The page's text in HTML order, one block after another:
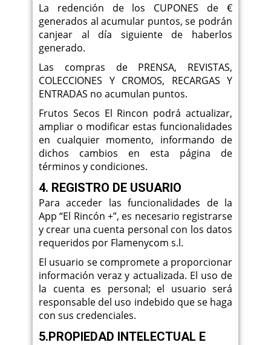
La redención de los CUPONES de €
generados al acumular puntos, se podrán
canjear al día siguiente de haberlos
generado.
Las compras de PRENSA, REVISTAS,
COLECCIONES Y CROMOS, RECARGAS Y
ENTRADAS no acumulan puntos.
Frutos Secos El Rincon podrá actualizar,
ampliar o modificar estas funcionalidades
en cualquier momento, informando de
dichos cambios en esta página de
términos y condiciones.
4. REGISTRO DE USUARIO
Para acceder las funcionalidades de la
App “El Rincón +”, es necesario registrarse
y crear una cuenta personal con los datos
requeridos por Flamenycom s.l.
El usuario se compromete a proporcionar
información veraz y actualizada. El uso de
la cuenta es personal; el usuario será
responsable del uso indebido que se haga
con sus credenciales.
5.PROPIEDAD INTELECTUAL E